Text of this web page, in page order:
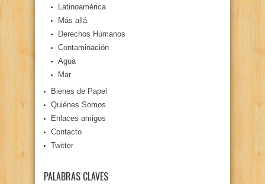
Latinoamérica
Más allá
Derechos Humanos
Contaminación
Agua
Mar
Bienes de Papel
Quiénes Somos
Enlaces amigos
Contacto
Twitter
PALABRAS CLAVES